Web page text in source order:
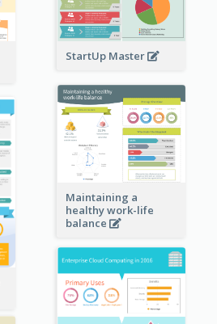
StartUp Master
Maintaining a
healthy work-life
balance